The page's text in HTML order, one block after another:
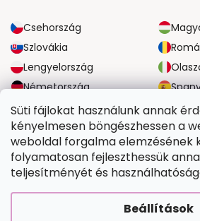
Süti fájlokat használunk annak
kényelmesen böngészhessen a
weboldal forgalma elemzésének
folyamatosan fejleszthessük
teljesítményét és
Beállítások
Csehország
Szlovákia
Lengyelország
Németország
Nagy-Britannia
MEGBÍZHATÓ SZÁLLÍTÁSI
BIZTONSÁGOS FIZETÉSI LEHETŐSÉGEK